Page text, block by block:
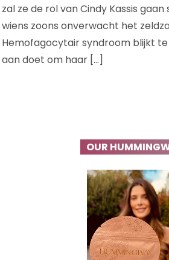
zal ze de rol van Cindy Kassis
wiens zoons onverwacht het
Hemofagocytair syndroom blijkt
aan doet om haar […]
OUR